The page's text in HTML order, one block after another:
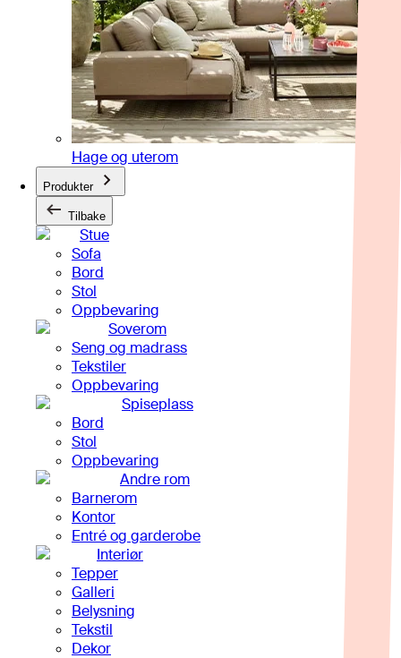
Hage og uterom
Produkter
Tilbake
Stue
Sofa
Bord
Stol
Oppbevaring
Soverom
Seng og madrass
Tekstiler
Oppbevaring
Spiseplass
Bord
Stol
Oppbevaring
Andre rom
Barnerom
Kontor
Entré og garderobe
Interiør
Tepper
Galleri
Belysning
Tekstil
Dekor